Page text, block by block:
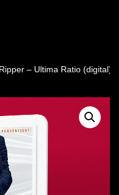
– Ultima Ratio (digital)